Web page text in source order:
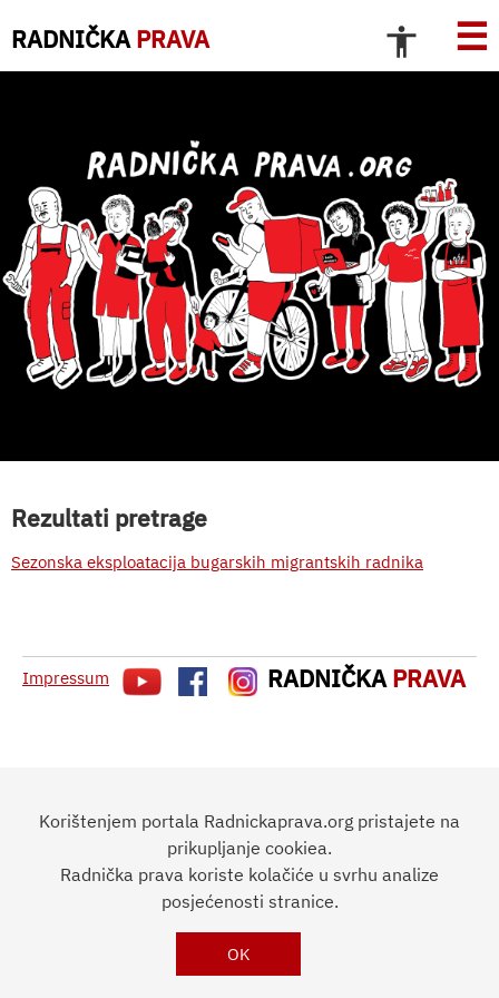
RADNIČKA PRAVA ☰
Rezultati pretrage
Sezonska eksploatacija bugarskih migrantskih radnika
Impressum RADNIČKAPRAVA
Korištenjem portala Radnickaprava.org pristajete na
prikupljanje cookiea.
Radnička prava koriste kolačiće u svrhu analize
posjećenosti stranice.
OK